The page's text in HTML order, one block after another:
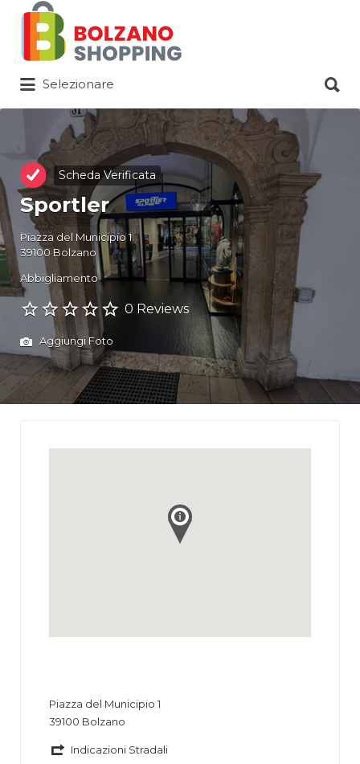
Cerca:
Selezionare
Scheda Verificata
Sportler
Piazza del Municipio 1
39100 Bolzano
Abbigliamento
0 Reviews
Aggiungi Foto
Piazza del Municipio 1
39100 Bolzano
Indicazioni Stradali